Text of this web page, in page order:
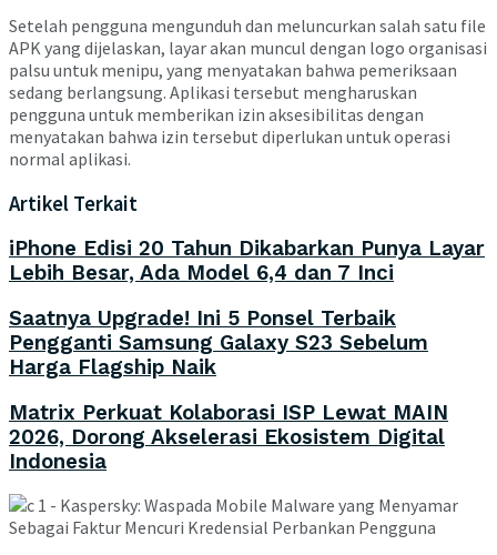
Setelah pengguna mengunduh dan meluncurkan salah satu file
APK yang dijelaskan, layar akan muncul dengan logo organisasi
palsu untuk menipu, yang menyatakan bahwa pemeriksaan
sedang berlangsung. Aplikasi tersebut mengharuskan
pengguna untuk memberikan izin aksesibilitas dengan
menyatakan bahwa izin tersebut diperlukan untuk operasi
normal aplikasi.
Artikel Terkait
iPhone Edisi 20 Tahun Dikabarkan Punya Layar
Lebih Besar, Ada Model 6,4 dan 7 Inci
Saatnya Upgrade! Ini 5 Ponsel Terbaik
Pengganti Samsung Galaxy S23 Sebelum
Harga Flagship Naik
Matrix Perkuat Kolaborasi ISP Lewat MAIN
2026, Dorong Akselerasi Ekosistem Digital
Indonesia